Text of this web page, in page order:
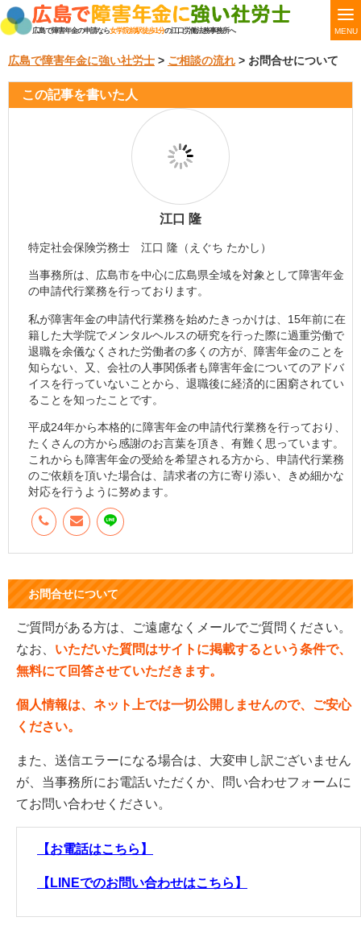
広島で障害年金の申請なら女学院前駅徒歩1分の江口労働法務事務所へ MENU
広島で障害年金に強い社労士 > ご相談の流れ > お問合せについて
この記事を書いた人
江口 隆
特定社会保険労務士 江口 隆（えぐち たかし）
当事務所は、広島市を中心に広島県全域を対象として障害年金
の申請代行業務を行っております。
私が障害年金の申請代行業務を始めたきっかけは、15年前に在
籍した大学院でメンタルヘルスの研究を行った際に過重労働で
退職を余儀なくされた労働者の多くの方が、障害年金のことを
知らない、又、会社の人事関係者も障害年金についてのアドバ
イスを行っていないことから、退職後に経済的に困窮されてい
ることを知ったことです。
平成24年から本格的に障害年金の申請代行業務を行っており、
たくさんの方から感謝のお言葉を頂き、有難く思っています。
これからも障害年金の受給を希望される方から、申請代行業務
のご依頼を頂いた場合は、請求者の方に寄り添い、きめ細かな
対応を行うように努めます。
お問合せについて
ご質問がある方は、ご遠慮なくメールでご質問ください。
なお、 いただいた質問はサイトに掲載するという条件で、
無料にて回答させていただきます。
個人情報は、ネット上では一切公開しませんので、ご安心
ください。
また、送信エラーになる場合は、大変申し訳ございません
が、当事務所にお電話いただくか、問い合わせフォームに
てお問い合わせください。
【お電話はこちら】
【LINEでのお問い合わせはこちら】